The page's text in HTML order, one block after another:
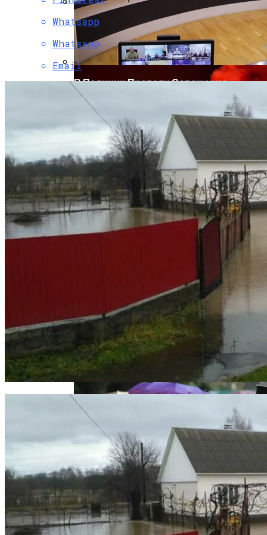
Растущая Концентрация Власти В
Руках Си Цзиньпина: Мир Не Обмануть
Военные Рельсы Спасут Британскую
Экономику?
Коронавирус В США Оказался
Смертоноснее «испанки» 1918 Года
Извержение Вулкана На Юге Исландии:
Чрезвычайное Положение И Эвакуация
Индия Не Будет Спрашивать
Разрешения На Запуск Моделей ИИ
В Полиции Провели Совещание
Накануне Крестного Хода В Киеве
Как Сочетать Вина С Салатами:
Делится Опытом АЛКОМАГ
Whatsapp
Whatsapp
Email